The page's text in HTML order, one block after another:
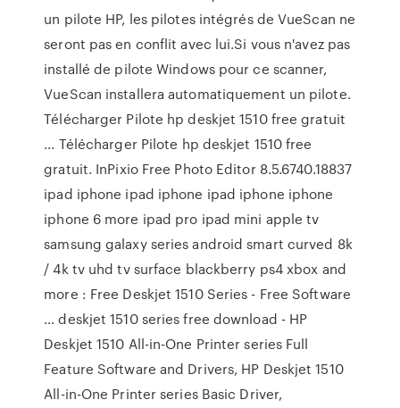
un pilote HP, les pilotes intégrés de VueScan ne
seront pas en conflit avec lui.Si vous n'avez pas
installé de pilote Windows pour ce scanner,
VueScan installera automatiquement un pilote.
Télécharger Pilote hp deskjet 1510 free gratuit
... Télécharger Pilote hp deskjet 1510 free
gratuit. InPixio Free Photo Editor 8.5.6740.18837
ipad iphone ipad iphone ipad iphone iphone
iphone 6 more ipad pro ipad mini apple tv
samsung galaxy series android smart curved 8k
/ 4k tv uhd tv surface blackberry ps4 xbox and
more : Free Deskjet 1510 Series - Free Software
… deskjet 1510 series free download - HP
Deskjet 1510 All-in-One Printer series Full
Feature Software and Drivers, HP Deskjet 1510
All-in-One Printer series Basic Driver,